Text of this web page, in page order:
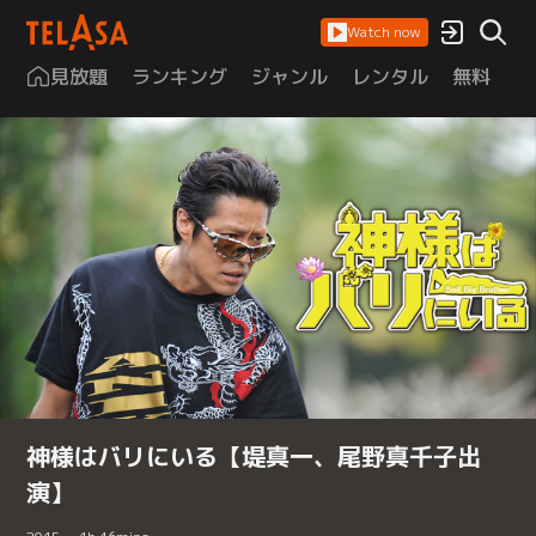
Watch now
見放題 ランキング ジャンル レンタル 無料
神様はバリにいる【堤真一、尾野真千子出
演】